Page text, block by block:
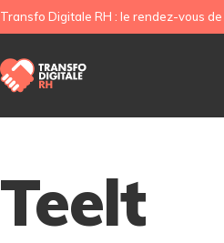
Transfo Digitale RH : le rendez-vous
Teelt